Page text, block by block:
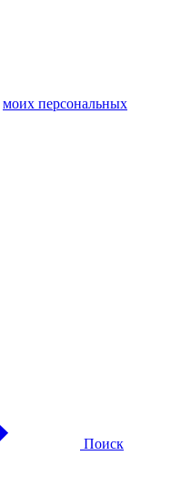
моих персональных
Поиск